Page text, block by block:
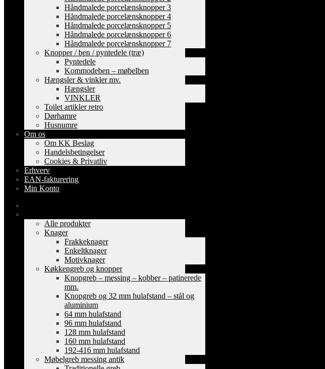
Håndmalede porcelænsknopper 3
Håndmalede porcelænsknopper 4
Håndmalede porcelænsknopper 5
Håndmalede porcelænsknopper 6
Håndmalede porcelænsknopper 7
Knopper / ben / pyntedele (træ)
Pyntedele
Kommodeben – møbelben
Hængsler & vinkler mv.
Hængsler
VINKLER
Toilet artikler retro
Dørhamre
Husnumre
Om os
Om KK Beslag
Handelsbetingelser
Cookies & Privatliv
Erhverv
EAN-fakturering
Min Konto
Alle produkter
Knager
Frakkeknager
Enkeltknager
Motivknager
Køkkengreb og knopper
Knopgreb – messing – kobber – patinerede
mm.
Knopgreb og 32 mm hulafstand – stål og
aluminium
64 mm hulafstand
96 mm hulafstand
128 mm hulafstand
160 mm hulafstand
192-416 mm hulafstand
Møbelgreb messing antik